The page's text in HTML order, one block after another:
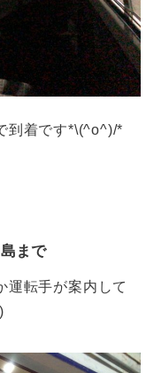
到着です*\(^o^)/*
まで
運転手が案内して